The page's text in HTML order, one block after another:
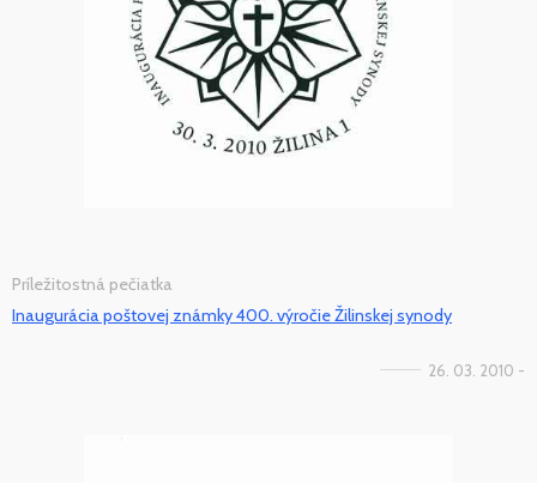
Príležitostná pečiatka
Inaugurácia poštovej známky 400. výročie Žilinskej synody
26. 03. 2010 -